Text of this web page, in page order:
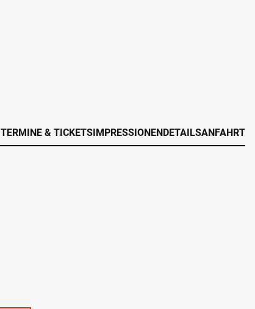
TERMINE & TICKETSIMPRESSIONENDETAILSANFAHRT